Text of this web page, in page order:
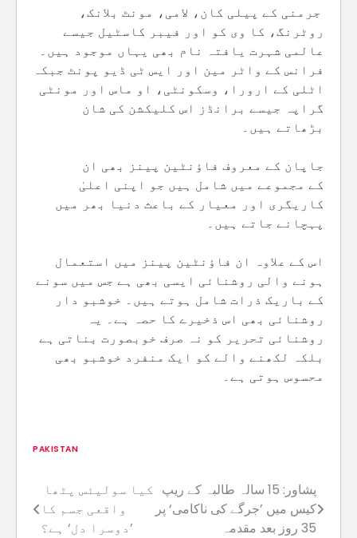
جرمنی کے پیلی کان، لامی، مونٹ بلانک،
روٹرنگ، کا وی کو اور فیبر کاسٹیل جیسے
عالمی شہرت یافتہ نام بھی یہاں موجود ہیں۔
فرانس کے واٹر مین اور ایس ٹی ڈیو پونٹ جبکہ
اٹلی کے ارورا، وسکونٹی، او ماس اور مونٹی
گراپہ جیسے برانڈز اس کلیکشن کی شان
بڑھاتے ہیں۔
جاپان کے معروف فاؤنٹین پینز بھی ان
کے مجموعے میں شامل ہیں جو اپنی اعلیٰ
کاریگری اور معیار کے باعث دنیا بھر میں
پہچانے جاتے ہیں۔
اس کے علاوہ ان فاؤنٹین پینز میں استعمال
ہونے والی روشنائی ایسی بھی ہے جس میں سونے
کے باریک ذرات شامل ہوتے ہیں۔ خوشبو دار
روشنائی بھی اس ذخیرے کا حصہ ہے۔ یہ
روشنائی تحریر کو نہ صرف خوبصورت بناتی ہے
بلکہ لکھنے والے کو ایک منفرد خوشبو بھی
محسوس ہوتی ہے۔
PAKISTAN
Post
navigation
واقعی جسم کا
’دوسرا دل‘ ہے؟
پشاور: 15 سالہ طالبہ کے ریپ
کیس میں ’جرگے کی ناکامی‘ پر
35 روز بعد مقدمہ